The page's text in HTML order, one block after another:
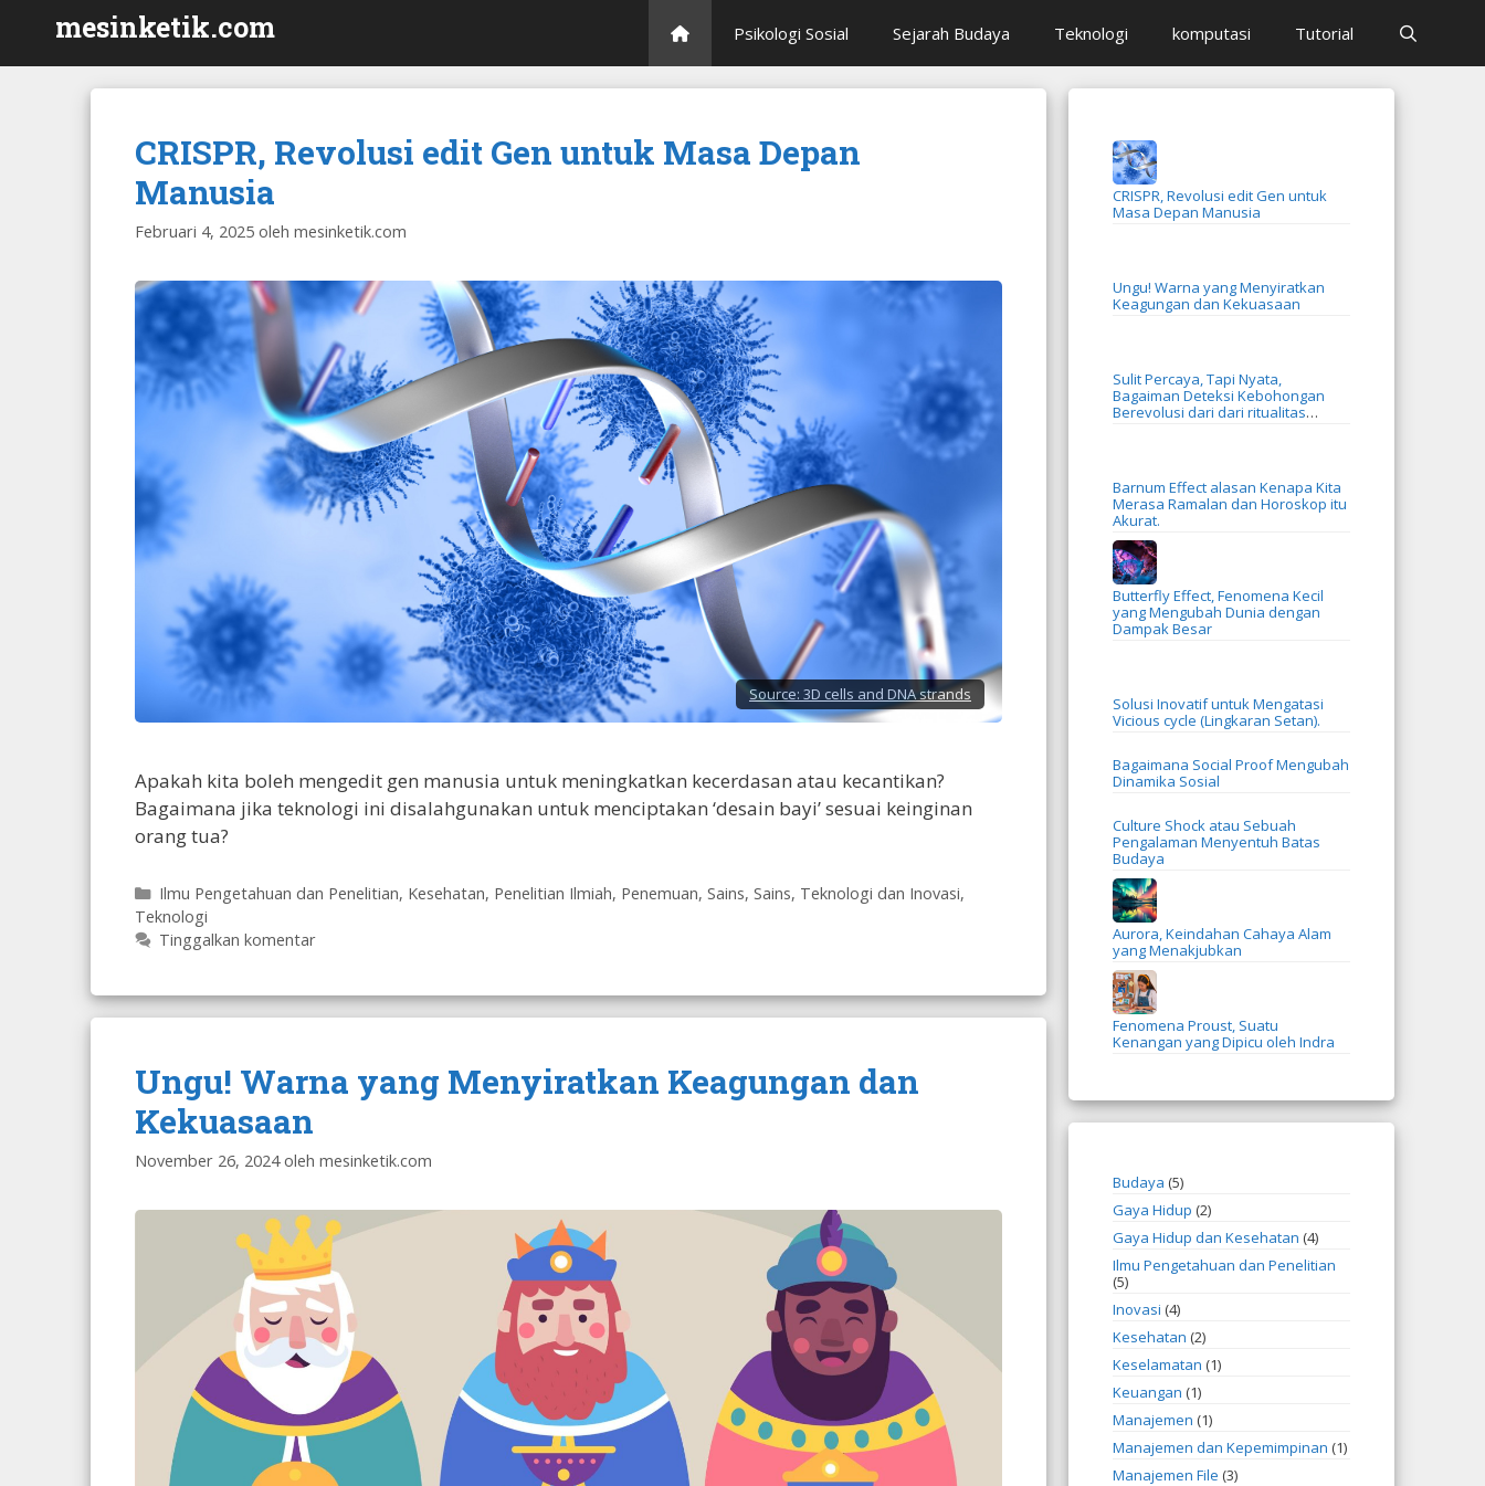
isi
mesinketik.com Psikologi Sosial Sejarah Budaya Teknologi komputasi Tutorial
CRISPR, Revolusi edit Gen untuk Masa Depan
Manusia
Februari 4, 2025 oleh mesinketik.com
Source: 3D cells and DNA strands
Apakah kita boleh mengedit gen manusia untuk meningkatkan kecerdasan atau kecantikan?
Bagaimana jika teknologi ini disalahgunakan untuk menciptakan ‘desain bayi’ sesuai keinginan
orang tua?
Kategori
Ilmu Pengetahuan dan Penelitian, Kesehatan, Penelitian Ilmiah, Penemuan, Sains, Sains, Teknologi dan Inovasi,
Teknologi
Tinggalkan komentar
Ungu! Warna yang Menyiratkan Keagungan dan
Kekuasaan
November 26, 2024 oleh mesinketik.com
CRISPR, Revolusi edit Gen untuk
Masa Depan Manusia
Ungu! Warna yang Menyiratkan
Keagungan dan Kekuasaan
Sulit Percaya, Tapi Nyata,
Bagaiman Deteksi Kebohongan
Berevolusi dari dari ritualitas
Barnum Effect alasan Kenapa Kita
Merasa Ramalan dan Horoskop itu
Akurat.
Butterfly Effect, Fenomena Kecil
yang Mengubah Dunia dengan
Dampak Besar
Solusi Inovatif untuk Mengatasi
Vicious cycle (Lingkaran Setan).
Bagaimana Social Proof Mengubah
Dinamika Sosial
Culture Shock atau Sebuah
Pengalaman Menyentuh Batas
Budaya
Aurora, Keindahan Cahaya Alam
yang Menakjubkan
Fenomena Proust, Suatu
Kenangan yang Dipicu oleh Indra
Budaya (5)
Gaya Hidup (2)
Gaya Hidup dan Kesehatan (4)
Ilmu Pengetahuan dan Penelitian
(5)
Inovasi (4)
Kesehatan (2)
Keselamatan (1)
Keuangan (1)
Manajemen (1)
Manajemen dan Kepemimpinan (1)
Manajemen File (3)